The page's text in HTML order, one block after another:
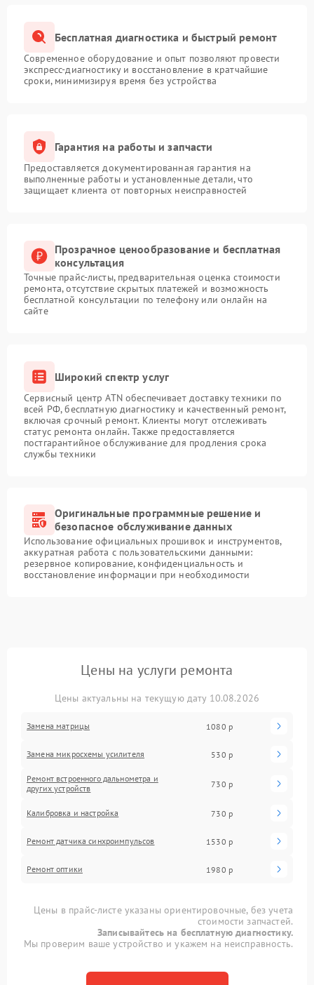
Бесплатная диагностика и быстрый ремонт
Современное оборудование и опыт позволяют провести
экспресс-диагностику и восстановление в кратчайшие
сроки, минимизируя время без устройства
Гарантия на работы и запчасти
Предоставляется документированная гарантия на
выполненные работы и установленные детали, что
защищает клиента от повторных неисправностей
Прозрачное ценообразование и бесплатная
консультация
Точные прайс-листы, предварительная оценка стоимости
ремонта, отсутствие скрытых платежей и возможность
бесплатной консультации по телефону или онлайн на
сайте
Широкий спектр услуг
Сервисный центр ATN обеспечивает доставку техники по
всей РФ, бесплатную диагностику и качественный ремонт,
включая срочный ремонт. Клиенты могут отслеживать
статус ремонта онлайн. Также предоставляется
постгарантийное обслуживание для продления срока
службы техники
Оригинальные программные решение и
безопасное обслуживание данных
Использование официальных прошивок и инструментов,
аккуратная работа с пользовательскими данными:
резервное копирование, конфиденциальность и
восстановление информации при необходимости
Цены на услуги ремонта
Цены актуальны на текущую дату 10.08.2026
Замена матрицы 1080 р
Замена микросхемы усилителя 530 р
Ремонт встроенного дальнометра и
других устройств
730 р
Калибровка и настройка 730 р
Ремонт датчика синхроимпульсов 1530 р
Ремонт оптики 1980 р
Цены в прайс-листе указаны ориентировочные, без учета
стоимости запчастей.
Записывайтесь на бесплатную диагностику.
Мы проверим ваше устройство и укажем на неисправность.